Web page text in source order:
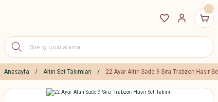
Anasayfa Altın Set Takımları 22 Ayar Altın Sade 9 Sıra Trabzon Hasır